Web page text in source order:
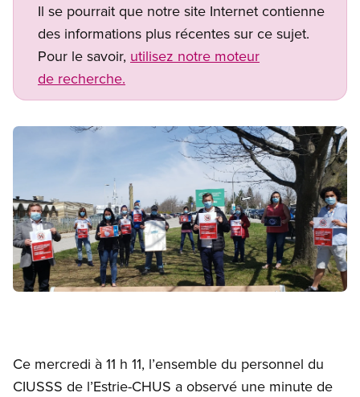
Il se pourrait que notre site Internet contienne
des informations plus récentes sur ce sujet.
Pour le savoir, utilisez notre moteur
de recherche.
Image
Ce mercredi à 11 h 11, l’ensemble du personnel du
CIUSSS de l’Estrie-CHUS a observé une minute de